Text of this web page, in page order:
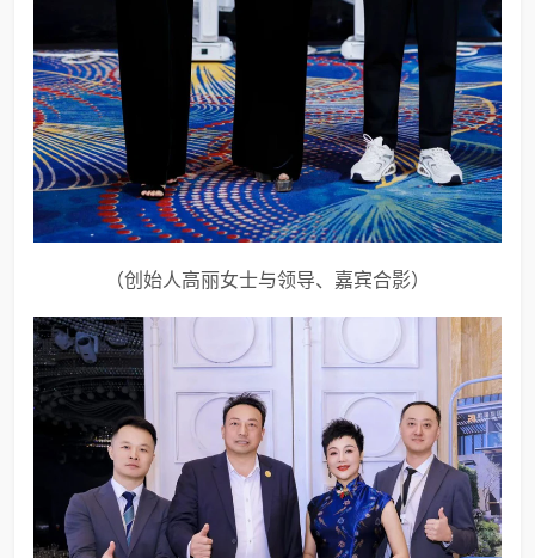
（创始人高丽女士与领导、嘉宾合影）